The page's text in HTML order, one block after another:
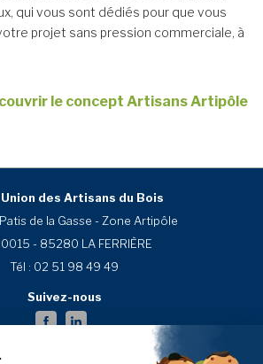
qui vous sont dédiés pour que vous
projet sans pression commerciale, à
le concept Artisans Artipôle
Union des Artisans du Bois
de la Gasse - Zone Artipôle
- 85280 LA FERRIÈRE
Tél : 02 51 98 49 49
Suivez-nous